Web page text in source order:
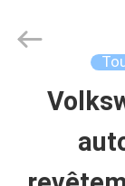
APERÇU
PRODUITS
Meklon